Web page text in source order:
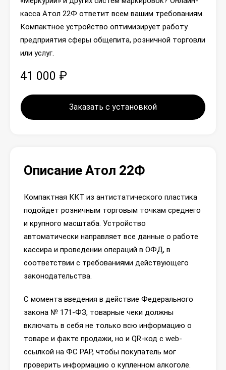
касса Атол 22Ф ответит всем вашим требованиям.
Компактное устройство оптимизирует работу
предприятия сферы общепита, розничной торговли
или услуг.
41 000 ₽
Заказать с установкой
Описание Атол 22Ф
Компактная ККТ из антистатического пластика
подойдет розничным торговым точкам среднего
и крупного масштаба. Устройство
автоматически направляет все данные о работе
кассира и проведении операций в ОФД, в
соответствии с требованиями действующего
законодательства.
С момента введения в действие Федерального
закона № 171-ФЗ, товарные чеки должны
включать в себя не только всю информацию о
товаре и факте продажи, но и QR-код с web-
ссылкой на ФС РАР, чтобы покупатель мог
проверить информацию о купленном алкоголе.